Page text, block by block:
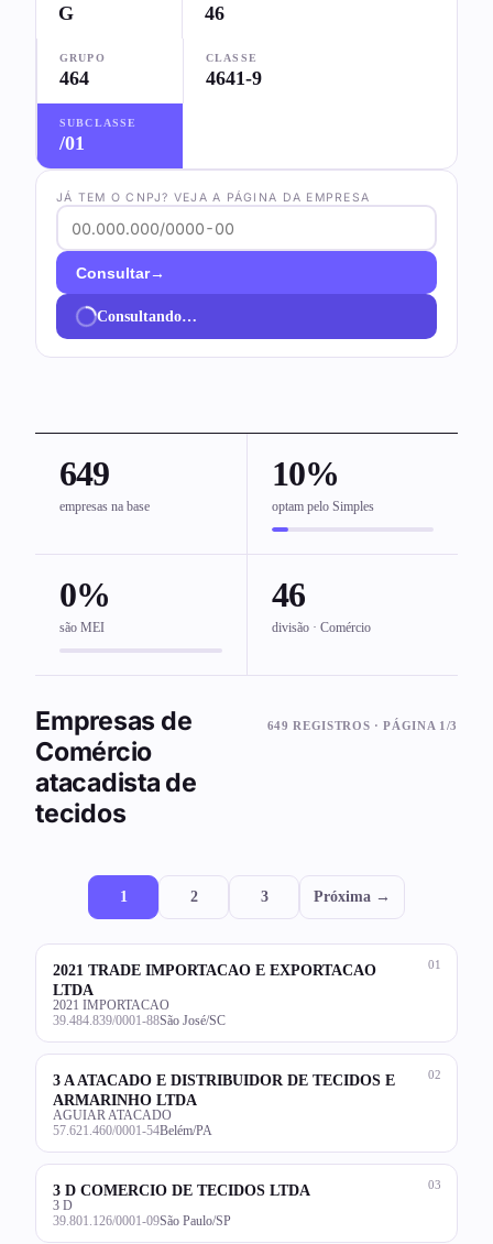
G 46
GRUPO
464
CLASSE
4641-9
SUBCLASSE
/01
JÁ TEM O CNPJ? VEJA A PÁGINA DA EMPRESA
Consultar→
Consultando…
649
empresas na base
10%
optam pelo Simples
0%
são MEI
46
divisão · Comércio
Empresas de
Comércio
atacadista de
tecidos
649 REGISTROS · PÁGINA 1/3
1 2 3 Próxima →
01
2021 TRADE IMPORTACAO E EXPORTACAO
LTDA
2021 IMPORTACAO
39.484.839/0001-88São José/SC
02
3 A ATACADO E DISTRIBUIDOR DE TECIDOS E
ARMARINHO LTDA
AGUIAR ATACADO
57.621.460/0001-54Belém/PA
03
3 D COMERCIO DE TECIDOS LTDA
3 D
39.801.126/0001-09São Paulo/SP